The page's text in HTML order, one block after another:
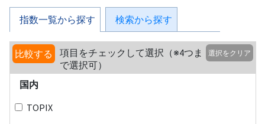
指数一覧から探す 検索から探す
比較する
項目をチェックして選択（※4つま
で選択可）
選択をクリア
国内
TOPIX